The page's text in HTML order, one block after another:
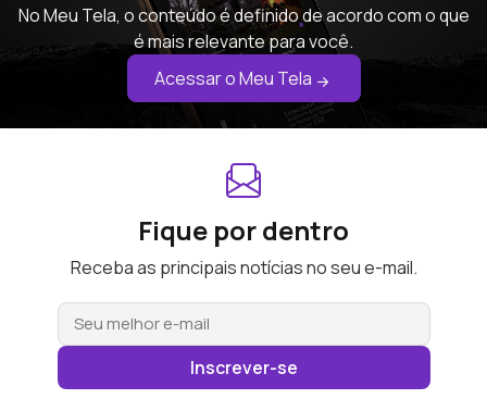
No Meu Tela, o conteúdo é definido de acordo com o que
é mais relevante para você.
Acessar o Meu Tela
Fique por dentro
Receba as principais notícias no seu e-mail.
Inscrever-se